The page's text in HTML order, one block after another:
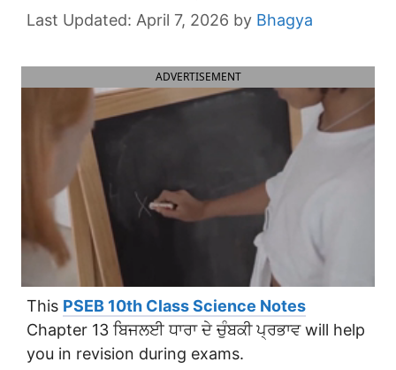
April 7, 2026 by Bhagya
ADVERTISEMENT
This PSEB 10th Class Science Notes
Chapter 13 ਬਿਜਲਈ ਧਾਰਾ ਦੇ ਚੁੰਬਕੀ ਪ੍ਰਭਾਵ will help
you in revision during exams.